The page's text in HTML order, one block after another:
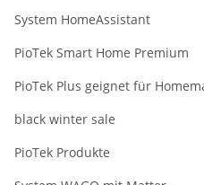
System HomeAssistant
PioTek Smart Home Premium
PioTek Plus geignet für
black winter sale
PioTek Produkte